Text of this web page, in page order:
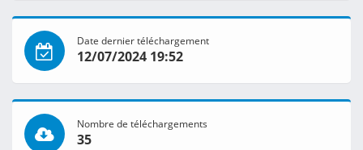
Date dernier téléchargement
12/07/2024 19:52
Nombre de téléchargements
35